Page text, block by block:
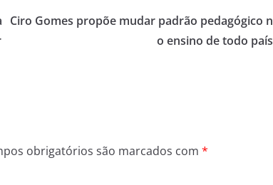
Ciro Gomes propõe mudar padrão pedagógico n
o ensino de todo país
obrigatórios são marcados com *